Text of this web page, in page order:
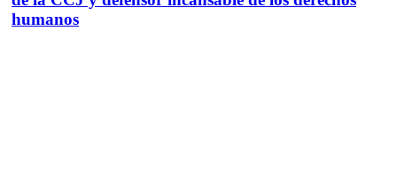
humanos